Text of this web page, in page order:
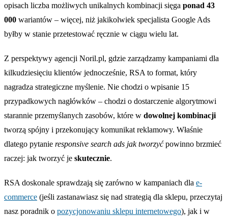
opisach liczba możliwych unikalnych kombinacji sięga ponad 43
000 wariantów – więcej, niż jakikolwiek specjalista Google Ads
byłby w stanie przetestować ręcznie w ciągu wielu lat.
Z perspektywy agencji Noril.pl, gdzie zarządzamy kampaniami dla
kilkudziesięciu klientów jednocześnie, RSA to format, który
nagradza strategiczne myślenie. Nie chodzi o wpisanie 15
przypadkowych nagłówków – chodzi o dostarczenie algorytmowi
starannie przemyślanych zasobów, które w dowolnej kombinacji
tworzą spójny i przekonujący komunikat reklamowy. Właśnie
dlatego pytanie responsive search ads jak tworzyćpowinno brzmieć
raczej: jak tworzyć je skutecznie.
RSA doskonale sprawdzają się zarówno w kampaniach dla e-
commerce (jeśli zastanawiasz się nad strategią dla sklepu, przeczytaj
nasz poradnik o pozycjonowaniu sklepu internetowego), jak i w